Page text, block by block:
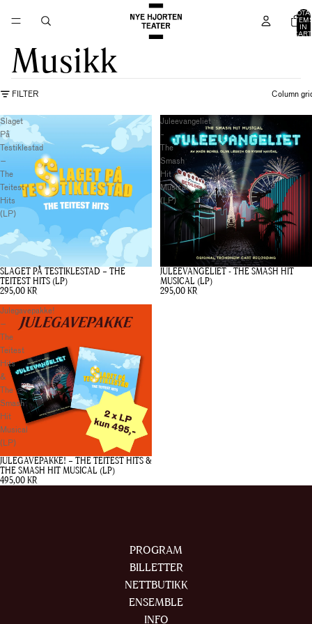
IN
Musikk
FILTER Column
Slaget
På
Testiklestad
–
The
Teitest
Hits
(LP)
SLAGET PÅ TESTIKLESTAD – THE
TEITEST HITS (LP)
295,00 KR
Juleevangeliet
-
The
Smash
Hit
Musical
(LP)
JULEEVANGELIET - THE SMASH HIT
MUSICAL (LP)
295,00 KR
Julegavepakke!
–
The
Teitest
Hits
&
The
Smash
Hit
Musical
(LP)
JULEGAVEPAKKE! – THE TEITEST HITS &
THE SMASH HIT MUSICAL (LP)
495,00 KR
PROGRAM
BILLETTER
NETTBUTIKK
ENSEMBLE
INFO